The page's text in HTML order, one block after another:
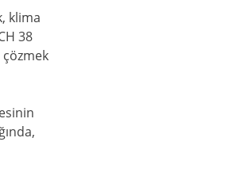
klima
38
çözmek